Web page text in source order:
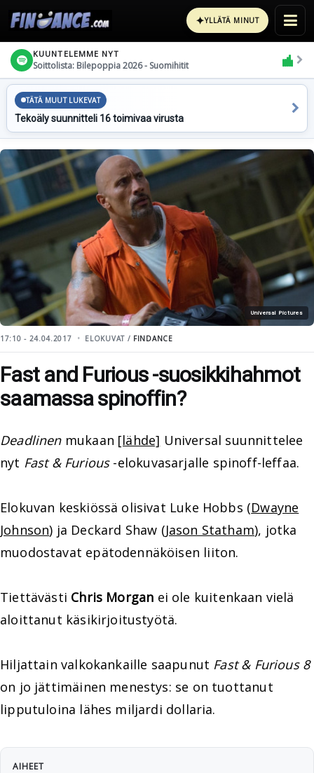
✦YLLÄTÄ MINUT
KUUNTELEMME NYT
Soittolista: Bilepoppia 2026 - Suomihitit
TÄTÄ MUUT LUKEVAT
Tekoäly suunnitteli 16 toimivaa virusta
Universal Pictures
17:10 - 24.04.2017 ELOKUVAT / FINDANCE
Fast and Furious -suosikkihahmot
saamassa spinoffin?
Deadlinenmukaan [lähde] Universal suunnittelee
nyt Fast & Furious-elokuvasarjalle spinoff-leffaa.
Elokuvan keskiössä olisivat Luke Hobbs (Dwayne
Johnson) ja Deckard Shaw (Jason Statham), jotka
muodostavat epätodennäköisen liiton.
Tiettävästi Chris Morgan ei ole kuitenkaan vielä
aloittanut käsikirjoitustyötä.
Hiljattain valkokankaille saapunut Fast & Furious 8
on jo jättimäinen menestys: se on tuottanut
lipputuloina lähes miljardi dollaria.
AIHEET